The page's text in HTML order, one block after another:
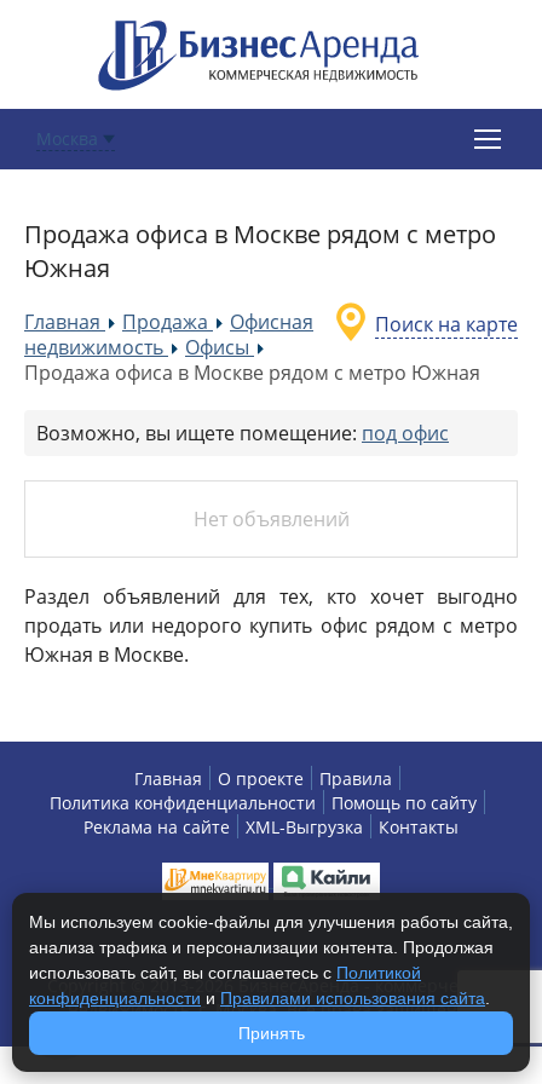
Москва
Продажа офиса в Москве рядом с метро
Южная
Поиск на карте
Главная »Продажа »Офисная
недвижимость
»Офисы
Продажа офиса в Москве рядом с метро Южная
Возможно, вы ищете помещение: под офис
Нет объявлений
Раздел объявлений для тех, кто хочет выгодно
продать или недорого купить офис рядом с метро
Южная в Москве.
Главная О проекте
Правила
Политика конфиденциальности
Помощь по сайту
Реклама на сайте
XML-Выгрузка Контакты
Copyright © 2013-2026 БизнесАренда - коммерческая
недвижимость, г. Москва. Все права защищены.
Мы используем cookie-файлы для улучшения работы сайта,
анализа трафика и персонализации контента. Продолжая
использовать сайт, вы соглашаетесь с Политикой
конфиденциальности и Правилами использования сайта
Принять